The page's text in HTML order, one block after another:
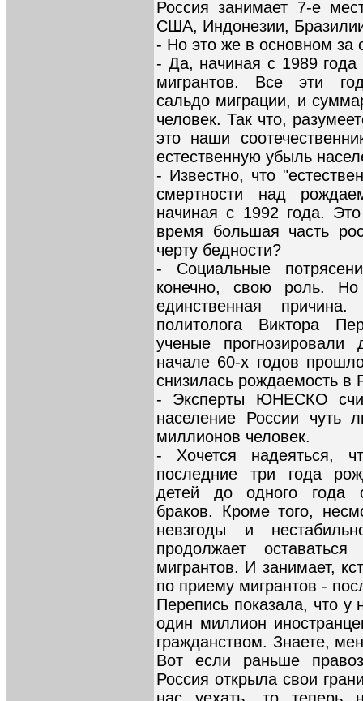
Россия занимает 7-е
США, Индонезии,
- Но это же в основном за
- Да, начиная с 1989
мигрантов. Все эти
сальдо миграции, и
человек. Так что,
это наши
естественную убыль
- Известно, что
смертности над
начиная с 1992 года.
время большая часть
черту бедности?
- Социальные
конечно, свою роль.
единственная
политолога Виктора
ученые
начале 60-х годов
снизилась рождаемость в
- Эксперты ЮНЕСКО
население России чуть
миллионов человек.
- Хочется надеяться,
последние три года
детей до одного года
браков. Кроме того,
невзгоды и
продолжает
мигрантов. И занимает,
по приему мигрантов -
Перепись показала, что у
один миллион
гражданством. Знаете,
Вот если раньше
Россия открыла свои